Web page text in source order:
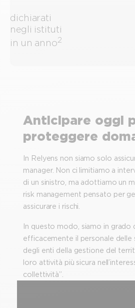
dichiarati
negli istituti
in un anno2
Anticipare oggi
proteggere
In Relyens non siamo solo
manager. Non ci limitiamo a
di un sinistro, ma adottiamo un
risk management pensato per
assicurare i rischi.
In questo modo, siamo in grado
efficacemente il personale delle
degli enti della gestione del
loro attività più sicura
collettività”.